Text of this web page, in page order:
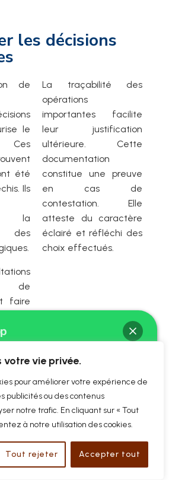
votre vie privée.
pour améliorer votre expérience de
publicités ou des contenus
notre trafic. En cliquant sur « Tout
à notre utilisation des cookies.
Tout rejeter Accepter tout
les décisions
de
le
été
Ils
la
des
de
faire
les
le
avec
et
La traçabilité des
opérations
importantes facilite
leur justification
ultérieure. Cette
documentation
constitue une preuve
en cas de
contestation. Elle
atteste du caractère
éclairé et réfléchi des
choix effectués.
suis Me David BAC
je vous aider ?
Chat ouvert